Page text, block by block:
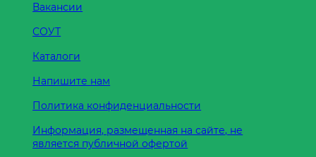
Вакансии
СОУТ
Каталоги
Напишите нам
Политика конфиденциальности
Информация, размещенная на сайте, не
является публичной офертой